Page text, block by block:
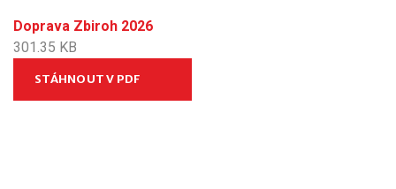
Doprava Zbiroh 2026
301.35 KB
STÁHNOUT V PDF